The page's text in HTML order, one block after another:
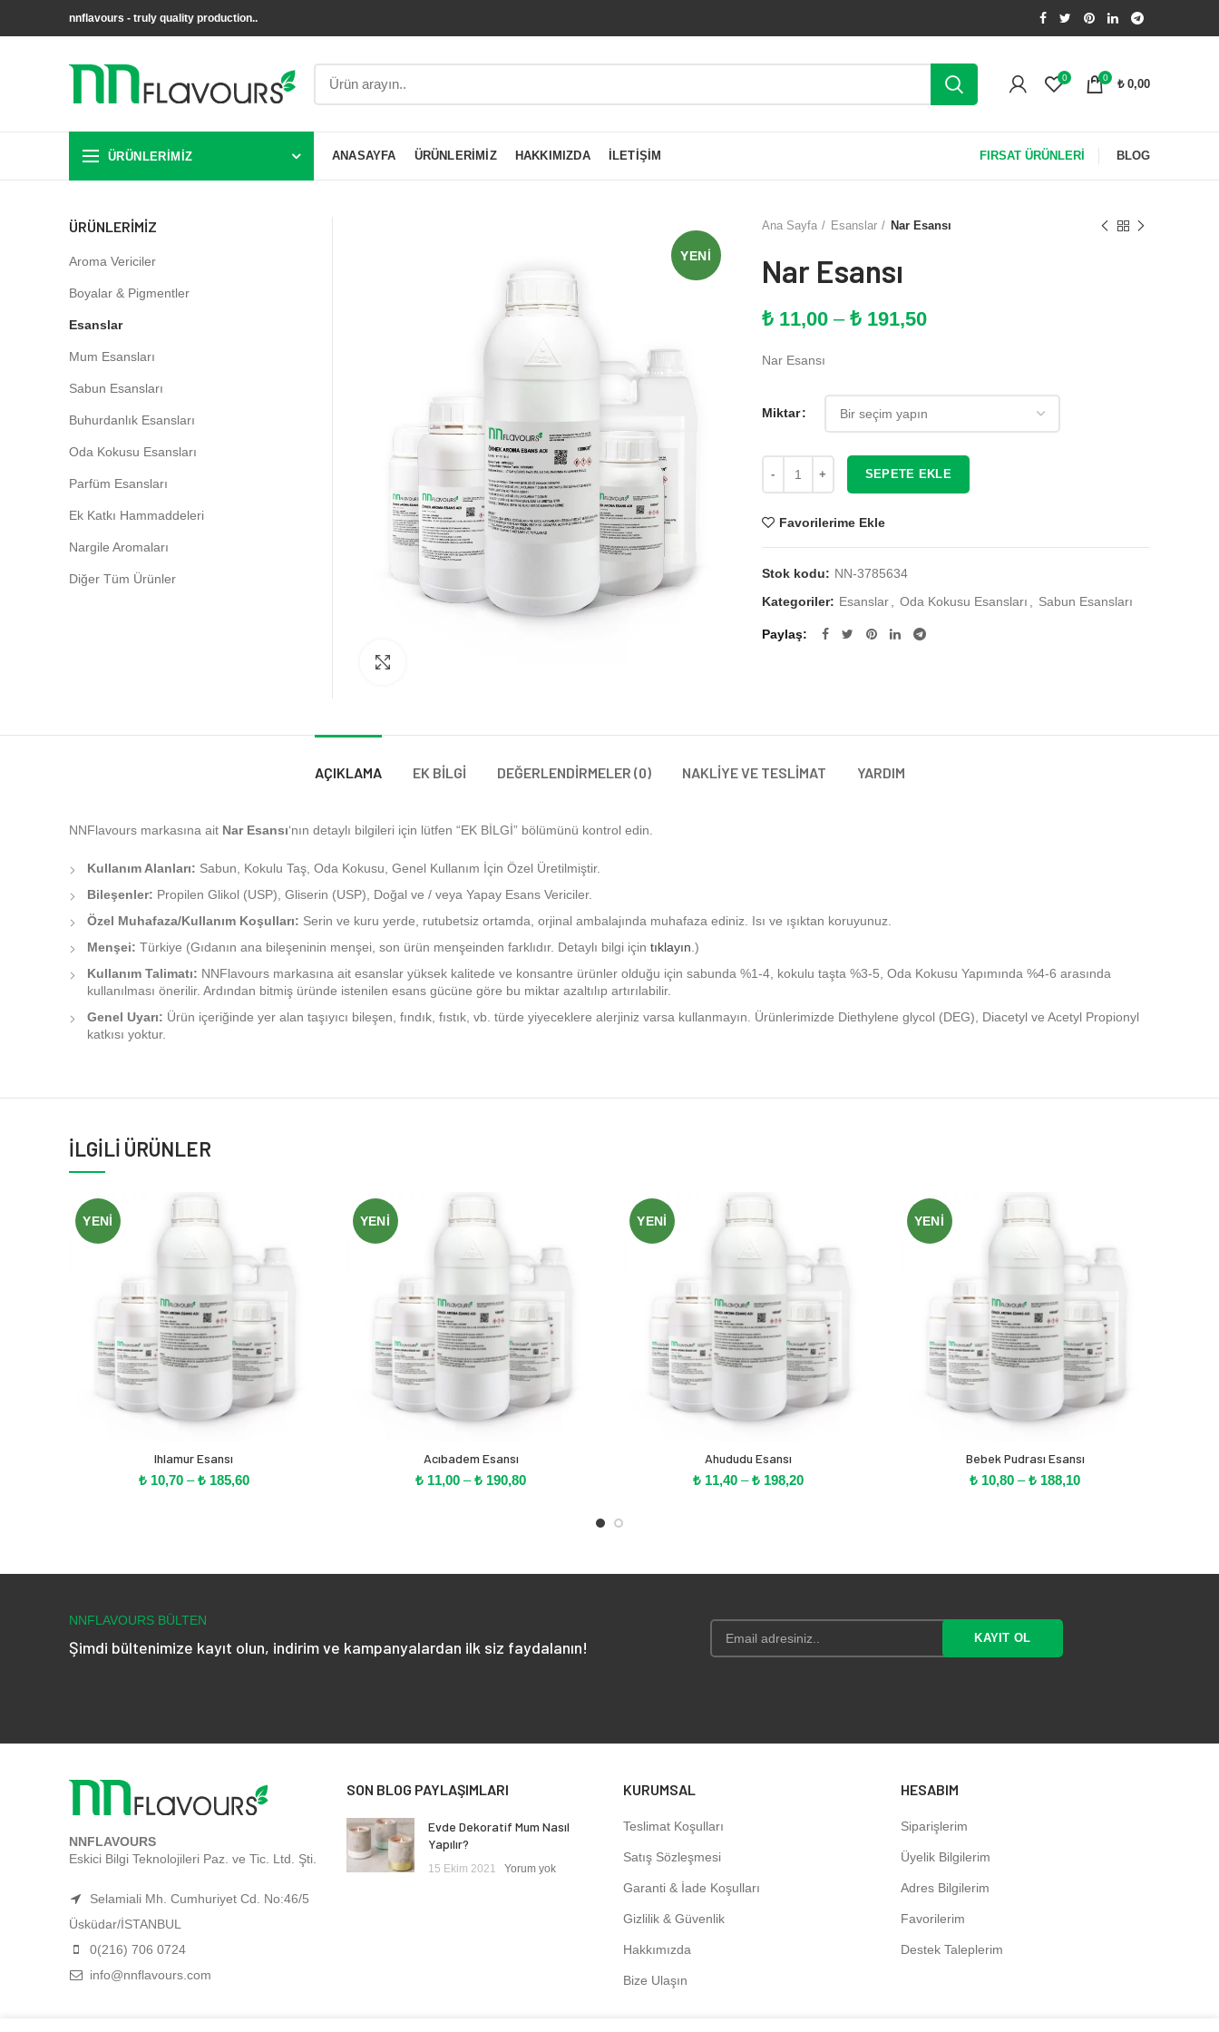
nnflavours - truly quality production..
0 0 ₺0,00
ÜRÜNLERIMIZ ANASAYFA ÜRÜNLERIMIZ HAKKIMIZDA İLETIŞIM FIRSAT ÜRÜNLERİ BLOG
YENI
Ana Sayfa Esanslar Nar Esansı
Nar Esansı
₺11,00 – ₺191,50Fiyat
-
₺ 191,50
Nar Esansı
Miktar
SEPETE EKLE
Favorilerime Ekle
Stok kodu: NN-3785634
Kategoriler: Esanslar Oda Kokusu Esansları Sabun Esansları
Paylaş
ÜRÜNLERIMIZ
Aroma Vericiler
Boyalar & Pigmentler
Esanslar
Mum Esansları
Sabun Esansları
Buhurdanlık Esansları
Oda Kokusu Esansları
Parfüm Esansları
Ek Katkı Hammaddeleri
Nargile Aromaları
Diğer Tüm Ürünler
AÇIKLAMA EK BILGI DEĞERLENDIRMELER (0) NAKLIYE VE TESLIMAT YARDIM
NNFlavours markasına ait Nar Esansı‘nın detaylı bilgileri için lütfen “EK BİLGİ” bölümünü kontrol edin.
Kullanım Alanları: Sabun, Kokulu Taş, Oda Kokusu, Genel Kullanım İçin Özel Üretilmiştir.
Bileşenler: Propilen Glikol (USP), Gliserin (USP), Doğal ve / veya Yapay Esans Vericiler.
Özel Muhafaza/Kullanım Koşulları: Serin ve kuru yerde, rutubetsiz ortamda, orjinal ambalajında muhafaza ediniz. Isı ve ışıktan koruyunuz.
Menşei: Türkiye (Gıdanın ana bileşeninin menşei, son ürün menşeinden farklıdır. Detaylı bilgi için tıklayın .)
Kullanım Talimatı: NNFlavours markasına ait esanslar yüksek kalitede ve konsantre ürünler olduğu için sabunda %1-4, kokulu taşta %3-5, Oda Kokusu Yapımında %4-6 arasında
kullanılması önerilir. Ardından bitmiş üründe istenilen esans gücüne göre bu miktar azaltılıp artırılabilir.
Genel Uyarı: Ürün içeriğinde yer alan taşıyıcı bileşen, fındık, fıstık, vb. türde yiyeceklere alerjiniz varsa kullanmayın. Ürünlerimizde Diethylene glycol (DEG), Diacetyl ve Acetyl Propionyl
katkısı yoktur.
İLGILI ÜRÜNLER
YENI
Ihlamur Esansı
₺10,70 –₺185,60Fiyat
YENI
Acıbadem Esansı
₺ 11,00 –₺ 190,80Fiyat
YENI
Ahududu Esansı
₺11,40 –₺198,20Fiyat
YENI
Bebek Pudrası Esansı
₺ 10,80 –₺ 188,10Fiyat
NNFLAVOURS BÜLTEN
Şimdi bültenimize kayıt olun, indirim ve kampanyalardan ilk siz faydalanın!
NNFLAVOURS
Eskici Bilgi Teknolojileri Paz. ve Tic. Ltd. Şti.
Selamiali Mh. Cumhuriyet Cd. No:46/5
Üsküdar/İSTANBUL
0(216) 706 0724
info@nnflavours.com
SON BLOG PAYLAŞIMLARI
Evde Dekoratif Mum Nasıl
Yapılır?
15 Ekim 2021 Yorum yok
KURUMSAL
Teslimat Koşulları
Satış Sözleşmesi
Garanti & İade Koşulları
Gizlilik & Güvenlik
Hakkımızda
Bize Ulaşın
HESABIM
Siparişlerim
Üyelik Bilgilerim
Adres Bilgilerim
Favorilerim
Destek Taleplerim